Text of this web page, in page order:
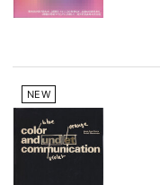
NEW